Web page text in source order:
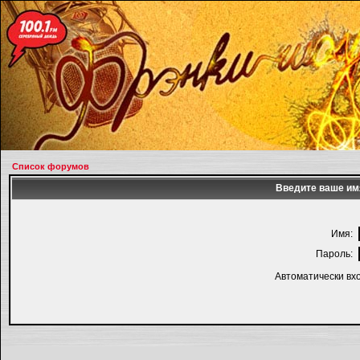
Список форумов
Введите ваше
Имя:
Пароль:
Автоматически